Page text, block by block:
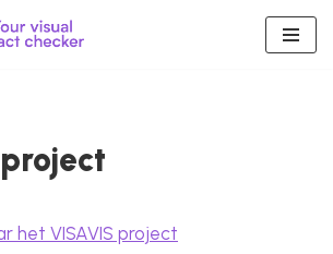
het VISAVIS project